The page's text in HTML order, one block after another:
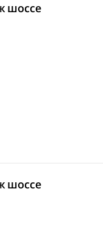
шоссе
шоссе